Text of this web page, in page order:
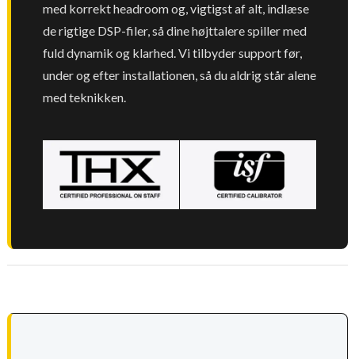
med korrekt headroom og, vigtigst af alt, indlæse
de rigtige DSP-filer, så dine højttalere spiller med
fuld dynamik og klarhed. Vi tilbyder support før,
under og efter installationen, så du aldrig står alene
med teknikken.